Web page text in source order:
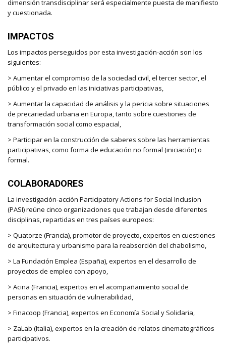
dimensión transdisciplinar será especialmente puesta de manifiesto
y cuestionada.
IMPACTOS
Los impactos perseguidos por esta investigación-acción son los
siguientes:
> Aumentar el compromiso de la sociedad civil, el tercer sector, el
público y el privado en las iniciativas participativas,
> Aumentar la capacidad de análisis y la pericia sobre situaciones
de precariedad urbana en Europa, tanto sobre cuestiones de
transformación social como espacial,
> Participar en la construcción de saberes sobre las herramientas
participativas, como forma de educación no formal (iniciación) o
formal.
COLABORADORES
La investigación-acción Participatory Actions for Social Inclusion
(PASI) reúne cinco organizaciones que trabajan desde diferentes
disciplinas, repartidas en tres países europeos:
> Quatorze (Francia), promotor de proyecto, expertos en cuestiones
de arquitectura y urbanismo para la reabsorción del chabolismo,
> La Fundación Emplea (España), expertos en el desarrollo de
proyectos de empleo con apoyo,
> Acina (Francia), expertos en el acompañamiento social de
personas en situación de vulnerabilidad,
> Finacoop (Francia), expertos en Economía Social y Solidaria,
> ZaLab (Italia), expertos en la creación de relatos cinematográficos
participativos.